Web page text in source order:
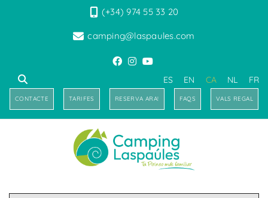
(+34) 974 55 33 20
camping@laspaules.com
ES EN CA NL FR
CONTACTE TARIFES RESERVA ARA! FAQS VALS REGAL